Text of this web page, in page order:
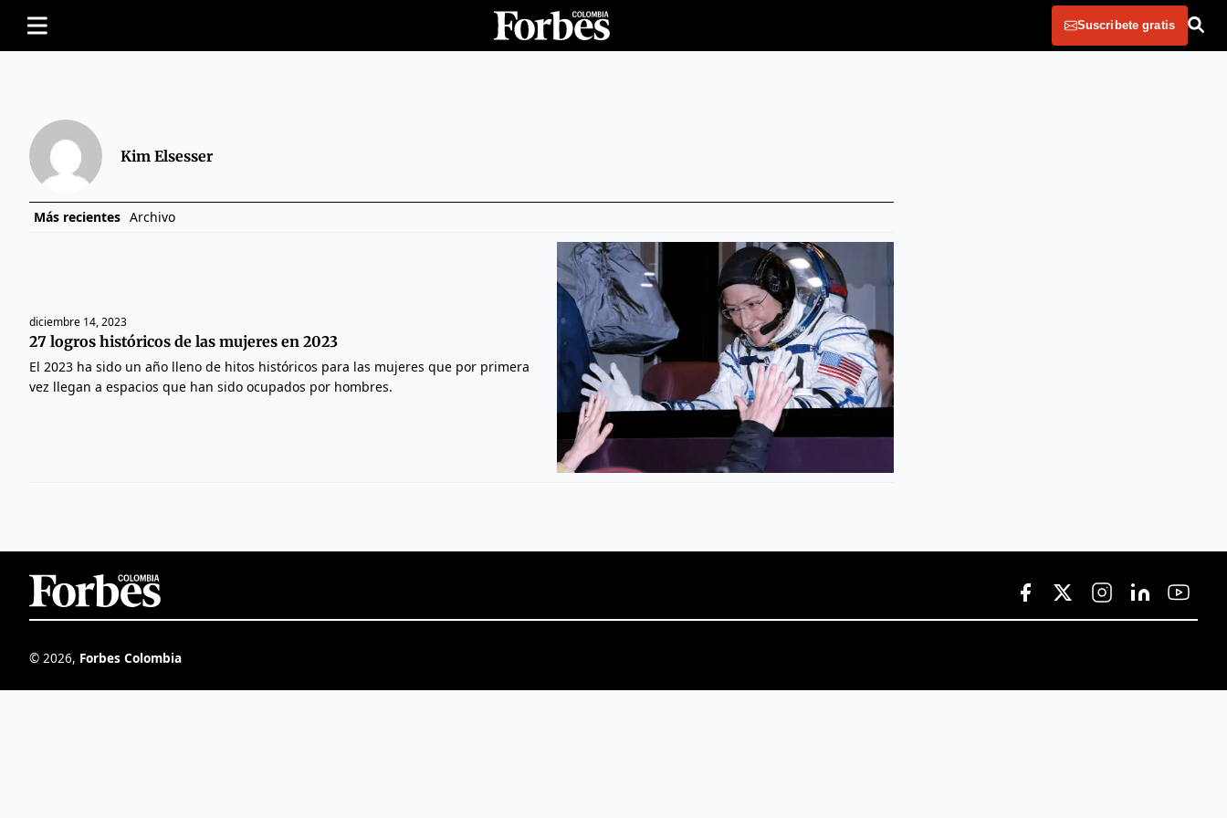
Suscribete gratis
Kim Elsesser
Más recientes Archivo
diciembre 14, 2023
27 logros históricos de las mujeres en 2023
El 2023 ha sido un año lleno de hitos históricos para las mujeres que por primera
vez llegan a espacios que han sido ocupados por hombres.
© 2026, Forbes Colombia